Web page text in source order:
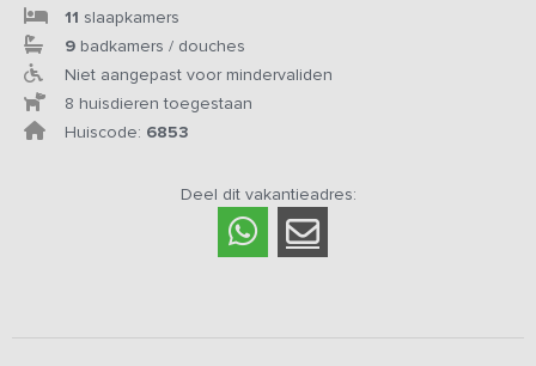
11 slaapkamers
9 badkamers / douches
Niet aangepast voor mindervaliden
8 huisdieren toegestaan
Huiscode: 6853
Deel dit vakantieadres: